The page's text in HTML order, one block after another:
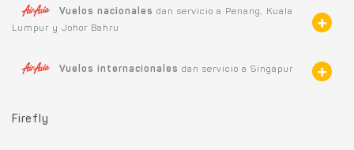
Vuelos nacionales dan servicio a Penang, Kuala
Lumpur y Johor Bahru
Vuelos internacionales dan servicio a Singapur
Firefly